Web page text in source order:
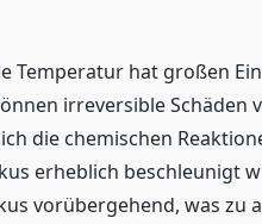
Temperatur hat großen
irreversible Schäden
die chemischen
erheblich beschleunigt
vorübergehend, was zu